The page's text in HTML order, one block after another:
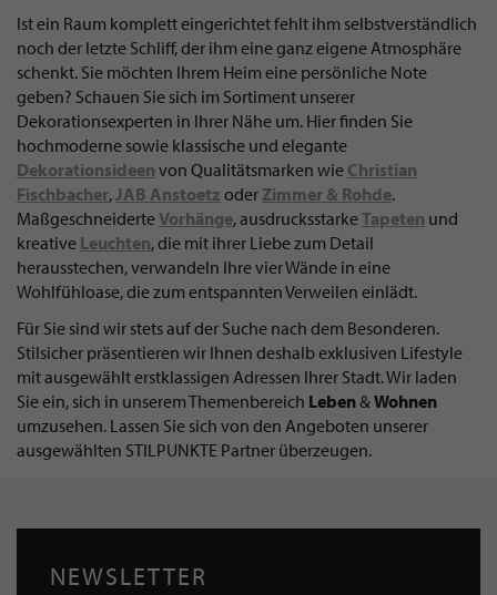
Ist ein Raum komplett eingerichtet fehlt ihm selbstverständlich
noch der letzte Schliff, der ihm eine ganz eigene Atmosphäre
schenkt. Sie möchten Ihrem Heim eine persönliche Note
geben? Schauen Sie sich im Sortiment unserer
Dekorationsexperten in Ihrer Nähe um. Hier finden Sie
hochmoderne sowie klassische und elegante
Dekorationsideen von Qualitätsmarken wie Christian
Fischbacher,JAB Anstoetz oderZimmer & Rohde.
MaßgeschneiderteVorhänge, ausdrucksstarkeTapeten und
kreative Leuchten, die mit ihrer Liebe zum Detail
herausstechen, verwandeln Ihre vier Wände in eine
Wohlfühloase, die zum entspannten Verweilen einlädt.
Für Sie sind wir stets auf der Suche nach dem Besonderen.
Stilsicher präsentieren wir Ihnen deshalb exklusiven Lifestyle
mit ausgewählt erstklassigen Adressen Ihrer Stadt. Wir laden
Sie ein, sich in unserem Themenbereich Leben&Wohnen
umzusehen. Lassen Sie sich von den Angeboten unserer
ausgewählten STILPUNKTE Partner überzeugen.
NEWSLETTER